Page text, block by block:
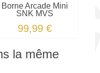
Borne Arcade Mini
SNK MVS
99,99 €
la même